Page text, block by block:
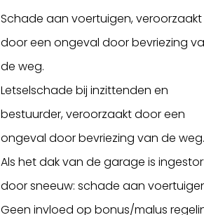
Schade aan voertuigen, veroorzaakt
door een ongeval door bevriezing
de weg.
Letselschade bij inzittenden en
bestuurder, veroorzaakt door een
ongeval door bevriezing van de
Als het dak van de garage is
door sneeuw: schade aan
Geen invloed op bonus/malus